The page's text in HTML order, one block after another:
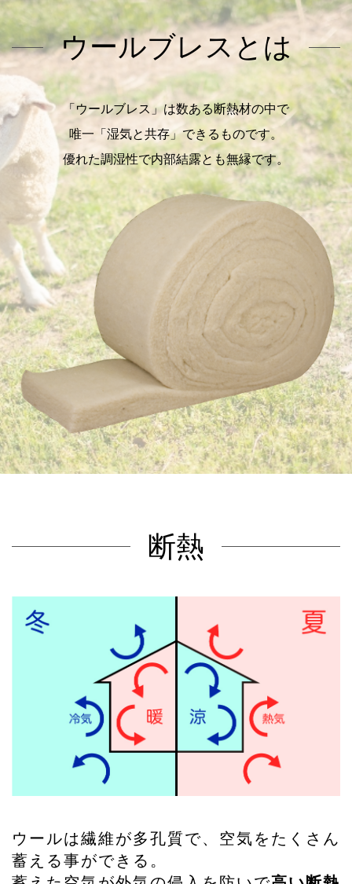
ウールブレスとは
「ウールブレス」は数ある断熱材の中で
唯一「湿気と共存」できるものです。
優れた調湿性で内部結露とも無縁です。
断熱
ウールは繊維が多孔質で、空気をたくさん
蓄える事ができる。